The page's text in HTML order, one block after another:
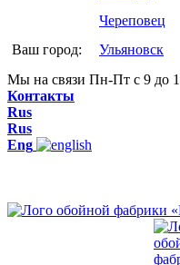
Ваш город:
Череповец
Ульяновск
Мы на связи Пн-Пт с 9 до
Контакты
Rus
Rus
Eng